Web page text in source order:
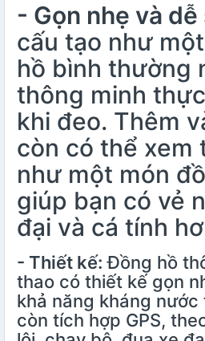
- Gọn nhẹ và
cấu tạo như
hồ bình thường
thông minh
khi đeo. Thêm
còn có thể xem
như một món
giúp bạn có vẻ
đại và cá tính
- Thiết kế: Đồng hồ
thao có thiết kế gọn
khả năng kháng nước
còn tích hợp GPS,